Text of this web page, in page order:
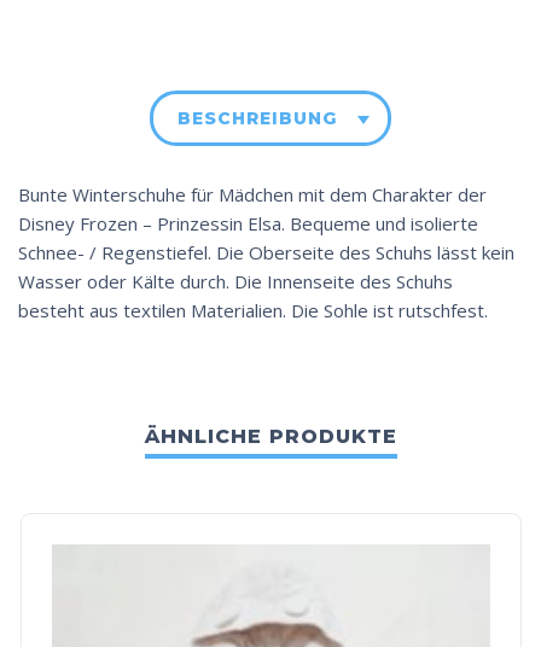
BESCHREIBUNG
Bunte Winterschuhe für Mädchen mit dem Charakter der
Disney Frozen – Prinzessin Elsa. Bequeme und isolierte
Schnee- / Regenstiefel. Die Oberseite des Schuhs lässt kein
Wasser oder Kälte durch. Die Innenseite des Schuhs
besteht aus textilen Materialien. Die Sohle ist rutschfest.
ÄHNLICHE PRODUKTE